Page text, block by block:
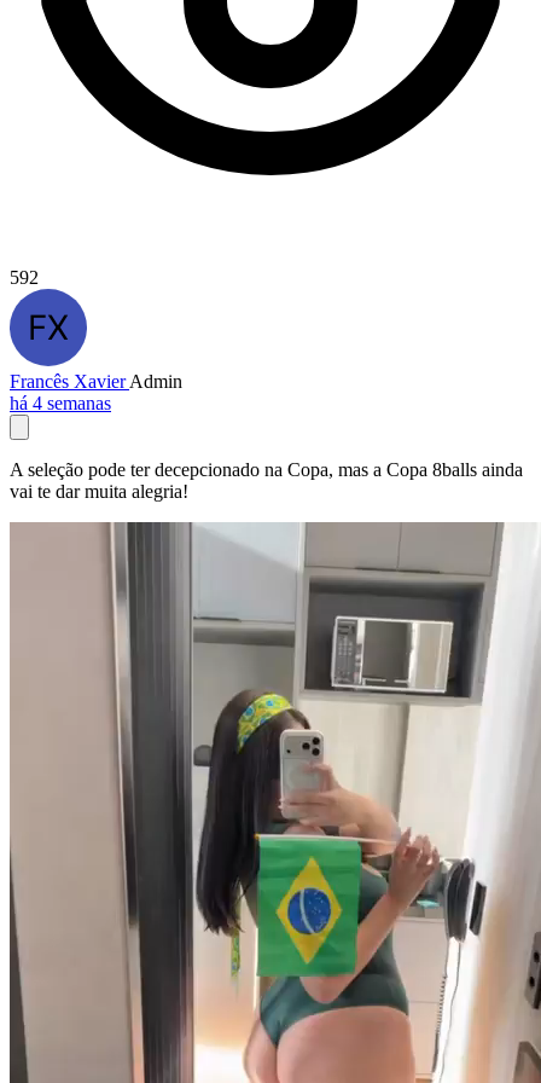
592
Francês XavierAdmin
há 4 semanas
A seleção pode ter decepcionado na Copa, mas a Copa 8balls ainda
vai te dar muita alegria!